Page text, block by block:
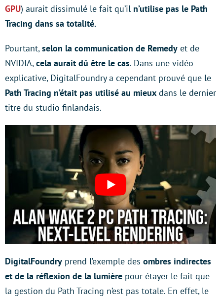
GPU) aurait dissimulé le fait qu’il n’utilise pas le Path
Tracing dans sa totalité.
Pourtant,selon la communication de Remedy et de
NVIDIA,cela aurait dû être le cas. Dans une vidéo
explicative, DigitalFoundry a cependant prouvé que le
Path Tracing n’était pas utilisé au mieux dans le dernier
titre du studio finlandais.
DigitalFoundry prend l’exemple des ombres indirectes
et de la réflexion de la lumière pour étayer le fait que
la gestion du Path Tracing n’est pas totale. En effet, le